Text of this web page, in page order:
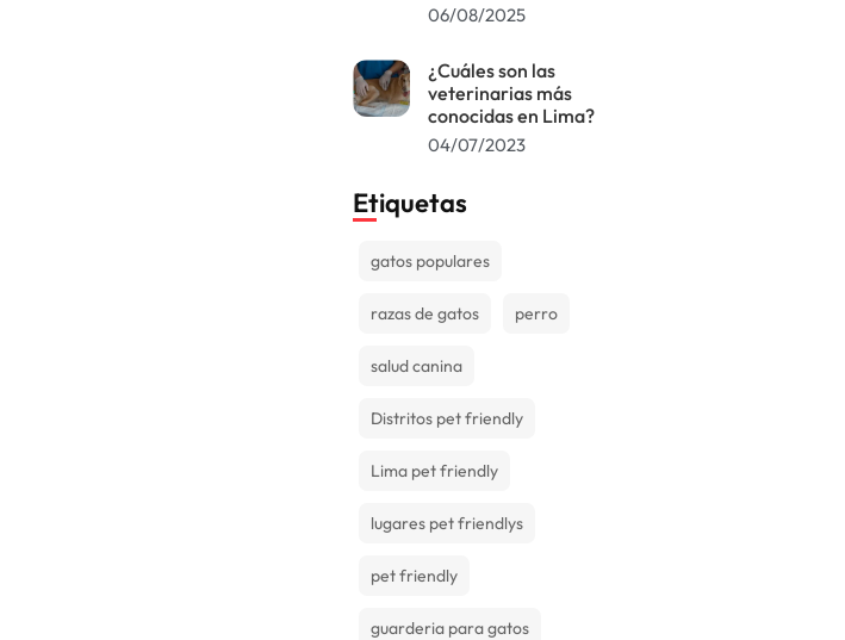
06/08/2025
¿Cuáles son las
veterinarias más
conocidas en Lima?
04/07/2023
Etiquetas
gatos populares
razas de gatos perro
salud canina
Distritos pet friendly
Lima pet friendly
lugares pet friendlys
pet friendly
guarderia para gatos